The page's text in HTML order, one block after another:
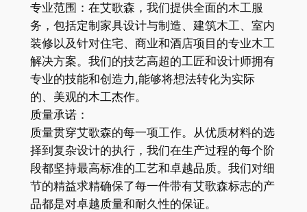
专业范围：在艾歌森，我们提供全面的木工服
务，包括定制家具设计与制造、建筑木工、室内
装修以及针对住宅、商业和酒店项目的专业木工
解决方案。我们的技艺高超的工匠和设计师拥有
专业的技能和创造力,能够将想法转化为实际
的、美观的木工杰作。
质量承诺：
质量贯穿艾歌森的每一项工作。从优质材料的选
择到复杂设计的执行，我们在生产过程的每个阶
段都坚持最高标准的工艺和卓越品质。我们对细
节的精益求精确保了每一件带有艾歌森标志的产
品都是对卓越质量和耐久性的保证。